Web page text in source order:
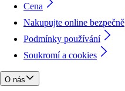
Cena
Nakupujte online bezpečně
Podmínky používání
Soukromí a cookies
O nás